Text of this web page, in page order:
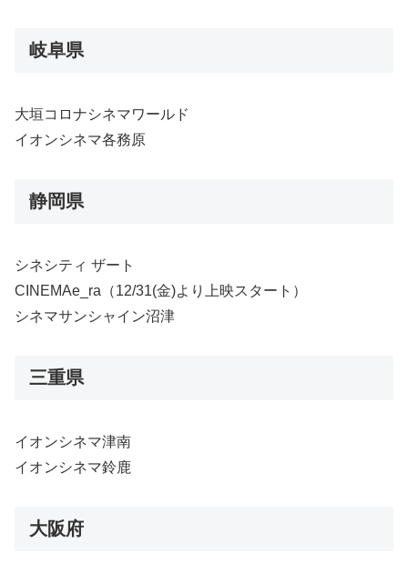
岐阜県
大垣コロナシネマワールド
イオンシネマ各務原
静岡県
シネシティ ザート
CINEMAe_ra（12/31(金)より上映スタート）
シネマサンシャイン沼津
三重県
イオンシネマ津南
イオンシネマ鈴鹿
大阪府